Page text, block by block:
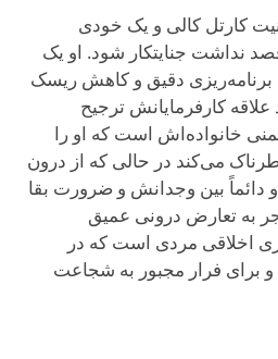
کارتل کالی و یک خودی
نداشت جنایتکار شود. او یک
دقیق و کاهش ریسک
کارفرمایانش ترجیح
خانواده‌اش است که او را
می‌کند در حالی که از درون
دائماً بین وجدانش و ضرورت بقا
به تعارض درونی عمیق
اخلاقی مردی است که در
برای فرار مجبور به شجاعت